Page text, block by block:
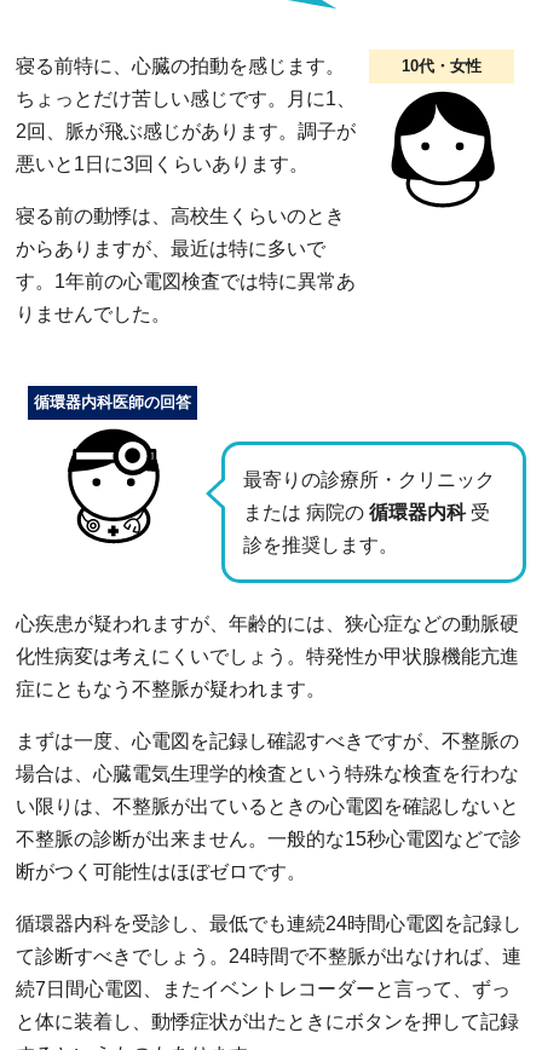
10代・女性
寝る前特に、心臓の拍動を感じます。
ちょっとだけ苦しい感じです。月に1、
2回、脈が飛ぶ感じがあります。調子が
悪いと1日に3回くらいあります。
寝る前の動悸は、高校生くらいのとき
からありますが、最近は特に多いで
す。1年前の心電図検査では特に異常あ
りませんでした。
最寄りの診療所・クリニック
または 病院の 循環器内科 受
診を推奨します。
循環器内科医師の回答
心疾患が疑われますが、年齢的には、狭心症などの動脈硬
化性病変は考えにくいでしょう。特発性か甲状腺機能亢進
症にともなう不整脈が疑われます。
まずは一度、心電図を記録し確認すべきですが、不整脈の
場合は、心臓電気生理学的検査という特殊な検査を行わな
い限りは、不整脈が出ているときの心電図を確認しないと
不整脈の診断が出来ません。一般的な15秒心電図などで診
断がつく可能性はほぼゼロです。
循環器内科を受診し、最低でも連続24時間心電図を記録し
て診断すべきでしょう。24時間で不整脈が出なければ、連
続7日間心電図、またイベントレコーダーと言って、ずっ
と体に装着し、動悸症状が出たときにボタンを押して記録